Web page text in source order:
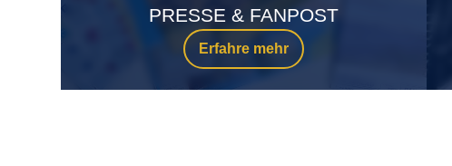
Erfahre mehr
PRESSE & FANPOST